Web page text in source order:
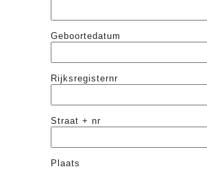
Geboortedatum
Rijksregisternr
Straat + nr
Plaats